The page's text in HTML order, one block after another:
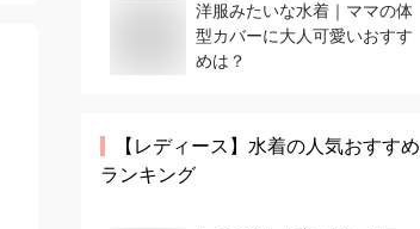
洋服みたいな水着｜ママの体
型カバーに大人可愛いおすす
めは？
【レディース】 水着の人気おすすめ
ランキング